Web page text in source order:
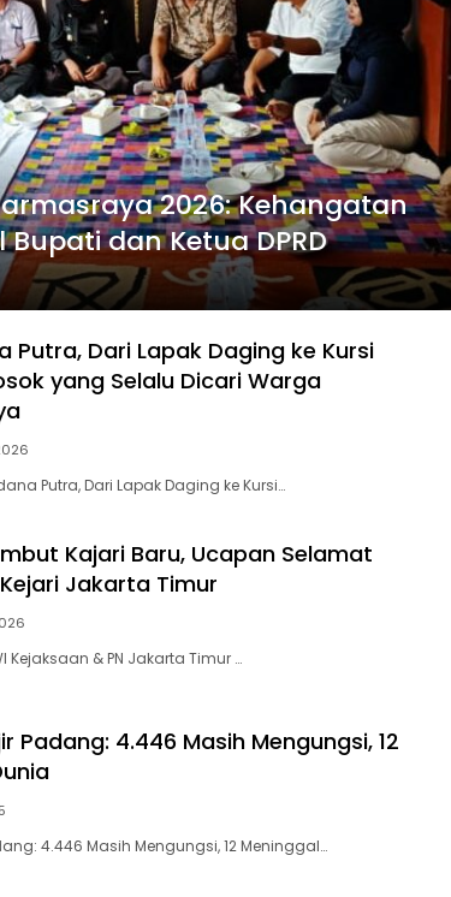
2026: Kehangatan
dan Ketua DPRD
Putra, Dari Lapak Daging ke Kursi
yang Selalu Dicari Warga
Putra, Dari Lapak Daging ke Kursi…
Kajari Baru, Ucapan Selamat
Jakarta Timur
Kejaksaan & PN Jakarta Timur …
Padang: 4.446 Masih Mengungsi, 12
4.446 Masih Mengungsi, 12 Meninggal…